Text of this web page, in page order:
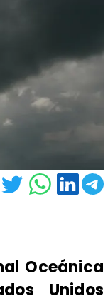
Oceánica
Unidos